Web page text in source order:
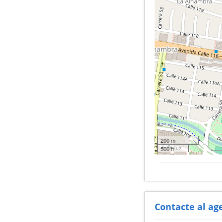
200 m
500 ft
Contacte al